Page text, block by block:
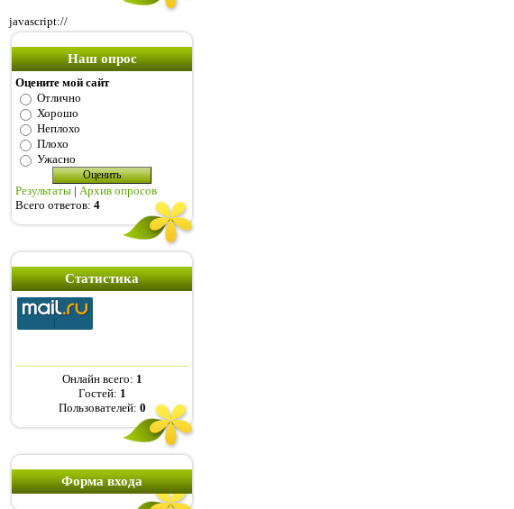
javascript://
Наш опрос
Оцените мой сайт
Отлично
Хорошо
Неплохо
Плохо
Ужасно
Результаты | Архив опросов
Всего ответов: 4
Статистика
Онлайн всего: 1
Гостей: 1
Пользователей: 0
Форма входа